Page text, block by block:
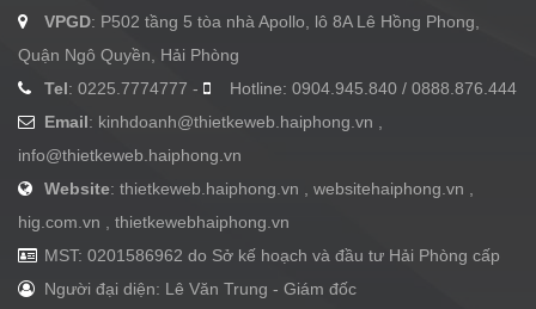
VPGD: P502 tầng 5 tòa nhà Apollo, lô 8A Lê Hồng Phong,
Quận Ngô Quyền, Hải Phòng
Tel: 0225.7774777 -
Hotline: 0904.945.840 / 0888.876.444
Email: kinhdoanh@thietkeweb.haiphong.vn
info@thietkeweb.haiphong.vn
Website: thietkeweb.haiphong.vn , websitehaiphong.vn ,
hig.com.vn , thietkewebhaiphong.vn
MST: 0201586962 do Sở kế hoạch và đầu tư Hải Phòng cấp
Người đại diện: Lê Văn Trung - Giám đốc